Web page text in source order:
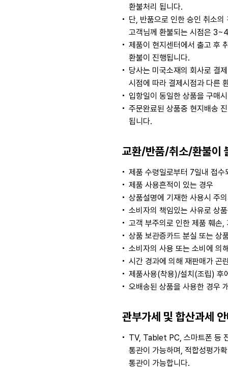
환불처리 됩니다.
단, 반품으로 인한 승인 취소
고객님께 환불되는 시점은
제품이 현지센터에서 출고 후
환불이 진행됩니다.
당사는 미국소재의 회사로 결
시점에 따라 결제시점과 다른
입항일이 동일한 상품을 구매
주문완료된 상품중 현지배송
됩니다.
교환/반품/취소/환불이
제품 수령일로부터 7일내 접
제품 사용흔적이 있는 경우
상품설명에 기재한 사용시 주
소비자의 책임있는 사유로 상
고객 부주의로 인한 제품 훼손
상품 보관증카드 분실 또는 상
소비자의 사용 또는 소비에 의
시간 경과에 의해 재판매가 곤
제품사용(착용)/설치(조립) 후
오배송된 상품을 사용한 경우
관부가세 및 합산과세
TV, Tablet PC, 스마트폰 등
통관이 가능하며, 적합성평가
통관이 가능합니다.